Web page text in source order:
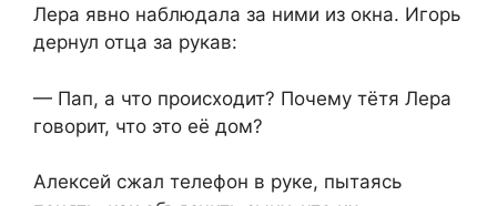
Лера явно наблюдала за ними из окна. Игорь
дернул отца за рукав:
— Пап, а что происходит? Почему тётя Лера
говорит, что это её дом?
Алексей сжал телефон в руке, пытаясь